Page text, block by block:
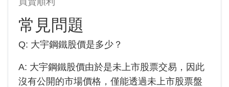
常見問題
Q: 大宇鋼鐵股價是多少？
A: 大宇鋼鐵股價由於是未上市股票交易，因此
沒有公開的市場價格，僅能透過未上市股票盤